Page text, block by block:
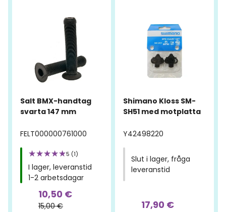
Salt BMX-handtag
svarta 147 mm
FELT000000761000
5 (1)
I lager, leveranstid
1-2 arbetsdagar
10,50 €
15,00 €
Shimano Kloss SM-
SH51 med motplatta
Y42498220
Slut i lager, fråga
leveranstid
17,90 €